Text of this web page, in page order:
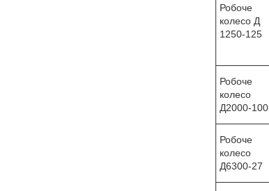
Робоче
колесо Д
1250-125
Робоче
колесо
Д2000-100
Робоче
колесо
Д6300-27